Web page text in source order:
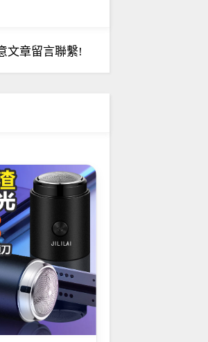
文章留言聯繫!